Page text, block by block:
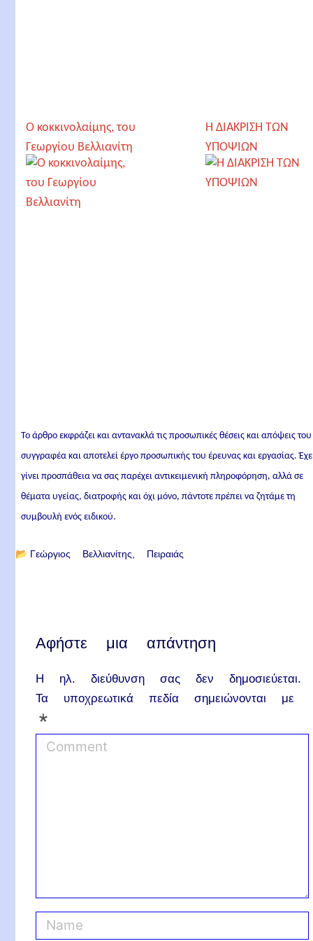
Ο κοκκινολαίμης, του
Γεωργίου Βελλιανίτη
Η ΔΙΑΚΡΙΣΗ ΤΩΝ
ΥΠΟΨΙΩΝ
Το άρθρο εκφράζει και αντανακλά τις προσωπικές θέσεις και απόψεις του
συγγραφέα και αποτελεί έργο προσωπικής του έρευνας και εργασίας.
γίνει προσπάθεια να σας παρέχει αντικειμενική πληροφόρηση, αλλά σε
θέματα υγείας, διατροφής και όχι μόνο, πάντοτε πρέπει να ζητάμε τη
συμβουλή ενός ειδικού.
📂 Γεώργιος Βελλιανίτης Πειραιάς
Αφήστε μια απάντηση
Η ηλ. διεύθυνση σας δεν δημοσιεύεται.
Τα υποχρεωτικά πεδία σημειώνονται με
*